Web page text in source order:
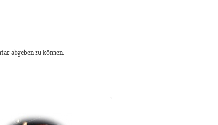
abgeben zu können.